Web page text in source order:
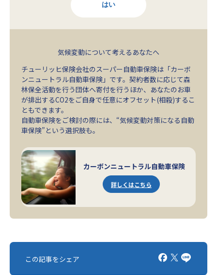
はい
気候変動について考えるあなたへ
チューリッヒ保険会社のスーパー自動車保険は「カーボ
ンニュートラル自動車保険」です。契約者数に応じて森
林保全活動を行う団体へ寄付を行うほか、あなたのお車
が排出するCO2をご自身で任意にオフセット(相殺)するこ
ともできます。
自動車保険をご検討の際には、“気候変動対策になる自動
車保険”という選択肢も。
カーボンニュートラル自動車保険
詳しくはこちら
この記事をシェア